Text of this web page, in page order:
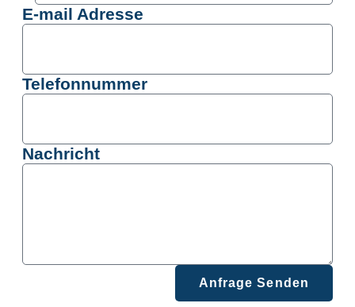
E-mail Adresse
Telefonnummer
Nachricht
Anfrage Senden